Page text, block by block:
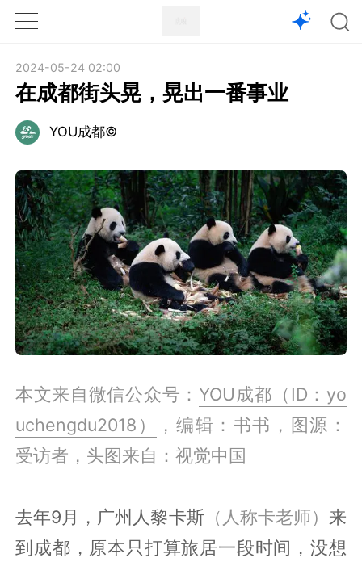
1X
2024-05-24 02:00
在成都街头晃，晃出一番事业
YOU成都©
本文来自微信公众号： YOU成都（ID：yo
uchengdu2018）
，编辑：书书，图源：
受访者，头图来自：视觉中国
去年9月，广州人黎卡斯（人称卡老师） 来
到成都，原本只打算旅居一段时间，没想